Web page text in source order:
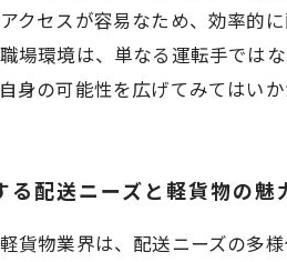
クセスが容易なため、効率的
場環境は、単なる運転手では
身の可能性を広げてみてはいか
る配送ニーズと軽貨物の魅
貨物業界は、配送ニーズの多